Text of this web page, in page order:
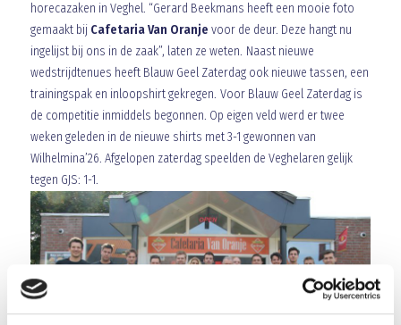
horecazaken in Veghel. “Gerard Beekmans heeft een mooie foto
gemaakt bij Cafetaria Van Oranje voor de deur. Deze hangt nu
ingelijst bij ons in de zaak”, laten ze weten. Naast nieuwe
wedstrijdtenues heeft Blauw Geel Zaterdag ook nieuwe tassen, een
trainingspak en inloopshirt gekregen. Voor Blauw Geel Zaterdag is
de competitie inmiddels begonnen. Op eigen veld werd er twee
weken geleden in de nieuwe shirts met 3-1 gewonnen van
Wilhelmina’26. Afgelopen zaterdag speelden de Veghelaren gelijk
tegen GJS: 1-1.